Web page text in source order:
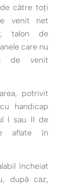
către toţi
venit net
talon de
care nu
de venit
potrivit
handicap
I sau II de
aflate în
încheiat
după caz,